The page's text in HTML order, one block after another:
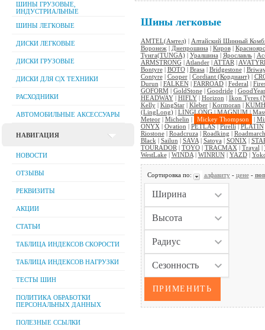
ШИНЫ ГРУЗОВЫЕ,
ИНДУСТРИАЛЬНЫЕ
ШИНЫ ЛЕГКОВЫЕ
ДИСКИ ЛЕГКОВЫЕ
ДИСКИ ГРУЗОВЫЕ
ДИСКИ ДЛЯ C|Х ТЕХНИКИ
РАСХОДНИКИ
АВТОМОБИЛЬНЫЕ АКСЕССУАРЫ
НАВИГАЦИЯ
НОВОСТИ
ОТЗЫВЫ
РЕКВИЗИТЫ
АКЦИИ
СТАТЬИ
ТАБЛИЦА ИНДЕКСОВ СКОРОСТИ
ТАБЛИЦА ИНДЕКСОВ НАГРУЗКИ
ТЕСТЫ ШИН
ПОЛИТИКА ОБРАБОТКИ
ПЕРСОНАЛЬНЫХ ДАННЫХ
ПОЛЕЗНЫЕ ССЫЛКИ
Шины легковые
AMTEL(Амтел)| Алтайский Шинный
Воронеж| Днепрошина | Киров|
Тунга(TUNGA)| Уралшина | Ярославль|
ARMSTRONG| Atlander| ATTAR |
Bontyre| BOTO| Brasa | Bridgestone|
Contyre| Cooper| Cordiant (Кордиант)|
Durun | FALKEN| FARROAD| Federal |
GOFORM| GoldStone| Goodride| GoodYear
HEADWAY| HIFLY| Horizon | Ikon Tyres
Kelly| KingStar| Kleber| Kormoran |
(LingLong)| LINGLONG| MAGNUM|
Meteor| Michelin | Mickey Thompson |
ONYX | Ovation | PETLAS|Pirelli|PLATIN
Riostone| Roadcruza | Roadking | Roadmarch
Black | Sailun | SAVA| Satoya | SONIX |
TOURADOR | TOYO| TRACMAX | Trayal |
WestLake| WINDA| WINRUN| YAZD|
Сортировка по: алфавиту- цене-